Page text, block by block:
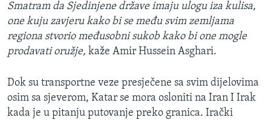
Smatram da Sjedinjene države imaju ulogu iza kulisa,
one kuju zavjeru kako bi se među svim zemljama
regiona stvorio međusobni sukob kako bi one mogle
prodavati oružje, kaže Amir Hussein Asghari.
Dok su transportne veze presječene sa svim dijelovima
osim sa sjeverom, Katar se mora osloniti na Iran I Irak
kada je u pitanju putovanje preko granica. Irački